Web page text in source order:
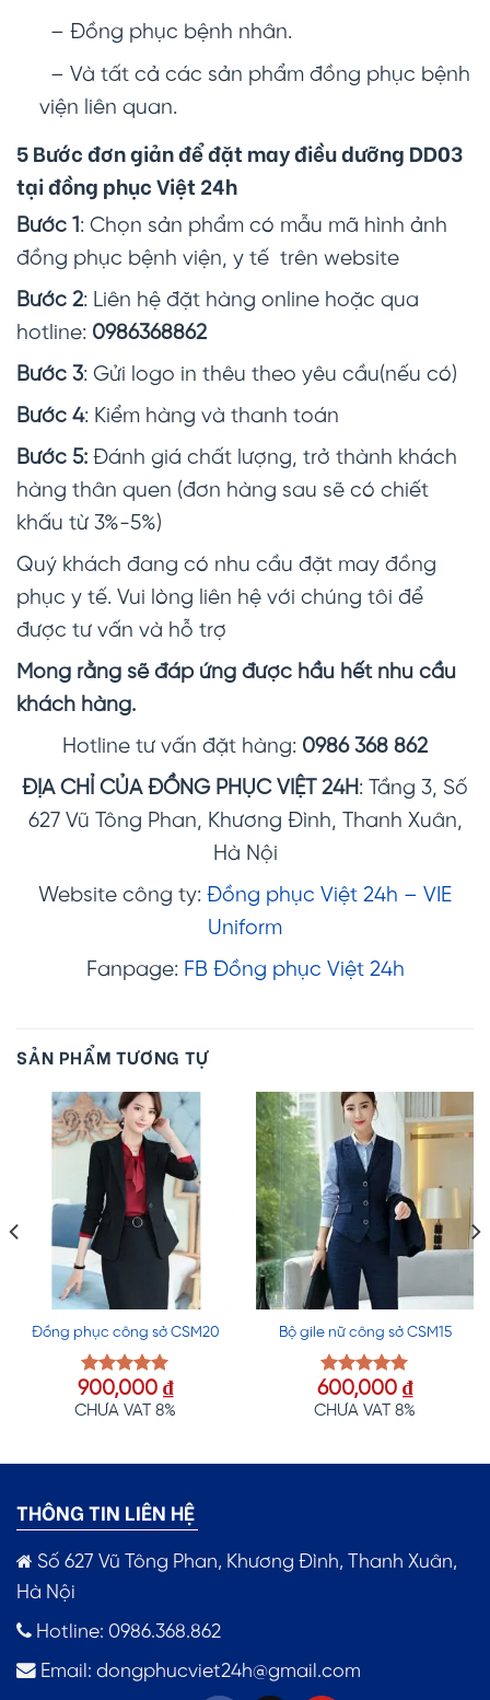
– Đồng phục bệnh nhân.
– Và tất cả các sản phẩm đồng phục bệnh
viện liên quan.
5 Bước đơn giản để đặt may điều dưỡng DD03
tại đồng phục Việt 24h
Bước 1 : Chọn sản phẩm có mẫu mã hình ảnh
đồng phục bệnh viện, y tế trên website
Bước 2: Liên hệ đặt hàng online hoặc qua
hotline: 0986368862
Bước 3: Gửi logo in thêu theo yêu cầu(nếu có)
Bước 4: Kiểm hàng và thanh toán
Bước 5: Đánh giá chất lượng, trở thành khách
hàng thân quen (đơn hàng sau sẽ có chiết
khấu từ 3%-5%)
Quý khách đang có nhu cầu đặt may đồng
phục y tế. Vui lòng liên hệ với chúng tôi để
được tư vấn và hỗ trợ
Mong rằng sẽ đáp ứng được hầu hết nhu cầu
khách hàng.
Hotline tư vấn đặt hàng: 0986 368 862
ĐỊA CHỈ CỦA ĐỒNG PHỤC VIỆT 24H: Tầng 3, Số
627 Vũ Tông Phan, Khương Đình, Thanh Xuân,
Hà Nội
Website công ty: Đồng phục Việt 24h – VIE
Uniform
Fanpage: FB Đồng phục Việt 24h
SẢN PHẨM TƯƠNG TỰ
Đồng phục công sở CSM20
Được xếp
hạng5.00
900,000 ₫
CHƯA VAT 8%
Bộ gile nữ công sở CSM15
Được xếp
hạng5.00
600,000 ₫
CHƯA VAT 8%
THÔNG TIN LIÊN HỆ
Số 627 Vũ Tông Phan, Khương Đình, Thanh Xuân,
Hà Nội
Hotline: 0986.368.862
Email: dongphucviet24h@gmail.com